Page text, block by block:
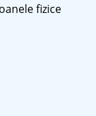
fizice